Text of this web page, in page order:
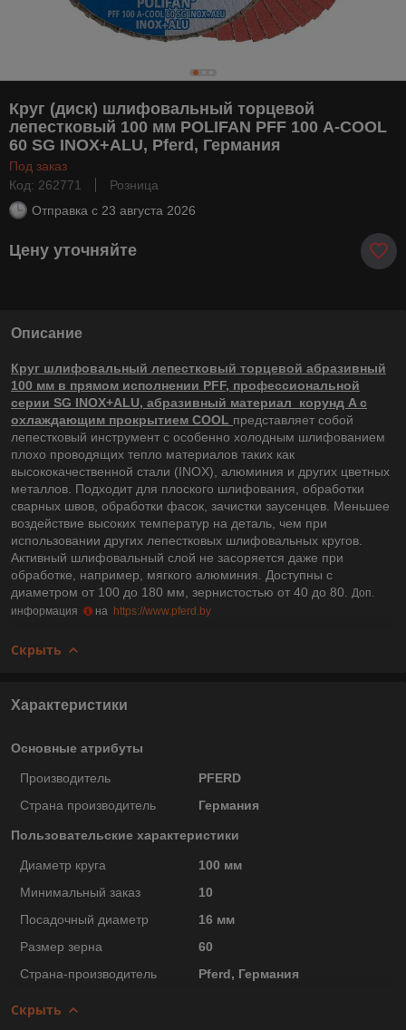
Круг (диск) шлифовальный торцевой
лепестковый 100 мм POLIFAN PFF 100 А-COOL
60 SG INOX+ALU, Pferd, Германия
Под заказ
Код: 262771
Розница
Отправка с 23 августа 2026
Цену уточняйте
Описание
Круг шлифовальный лепестковый торцевой абразивный
100 мм в прямом исполнении PFF, профессиональной
серии SG INOX+ALU, абразивный материал корунд A с
охлаждающим прокрытием COOL представляет собой
лепестковый инструмент с особенно холодным шлифованием
плохо проводящих тепло материалов таких как
высококачественной стали (INOX), алюминия и других цветных
металлов. Подходит для плоского шлифования, обработки
сварных швов, обработки фасок, зачистки заусенцев. Меньшее
воздействие высоких температур на деталь, чем при
использовании других лепестковых шлифовальных кругов.
Активный шлифовальный слой не засоряется даже при
обработке, например, мягкого алюминия. Доступны с
диаметром от 100 до 180 мм, зернистостью от 40 до 80.
Доп.
информация
на https://www.pferd.by
Скрыть
Характеристики
Основные атрибуты
Производитель
PFERD
Страна производитель
Германия
Пользовательские характеристики
Диаметр круга
100 мм
Минимальный заказ
10
Посадочный диаметр
16 мм
Размер зерна
60
Страна-производитель
Pferd, Германия
Скрыть